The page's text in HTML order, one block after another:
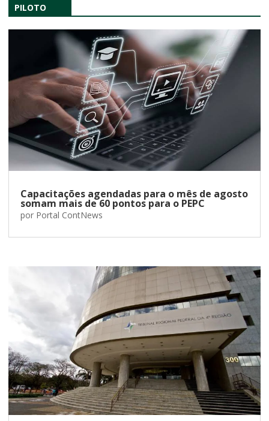
PILOTO
Capacitações agendadas para o mês de agosto
somam mais de 60 pontos para o PEPC
por Portal ContNews